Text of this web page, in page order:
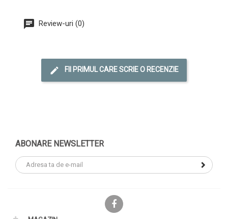
Review-uri (0)
FII PRIMUL CARE SCRIE O RECENZIE
ABONARE NEWSLETTER